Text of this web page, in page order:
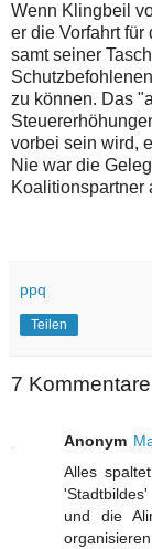
Wenn Klingbeil
er die Vorfahrt für
samt seiner
zu können. Das
vorbei sein wird,
Nie war die
Koalitionspartner
ppq
Teilen
7
Anonym
Alles
und die